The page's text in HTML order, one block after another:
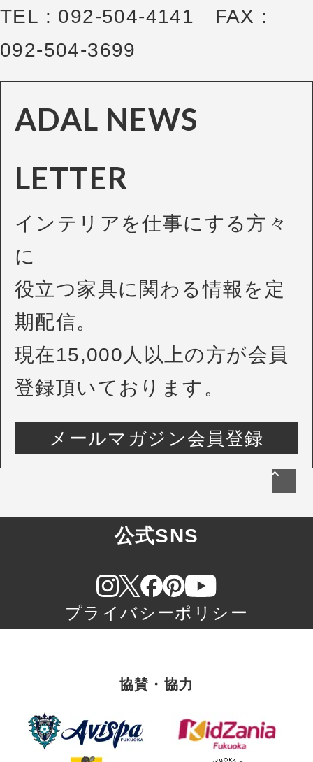
TEL : 092-504-4141 FAX :
092-504-3699
ADAL NEWS
LETTER
インテリアを仕事にする方々
に
役立つ家具に関わる情報を定
期配信。
現在15,000人以上の方が会員
登録頂いております。
メールマガジン会員登録
公式SNS
プライバシーポリシー
協賛・協力